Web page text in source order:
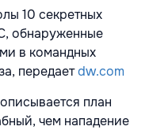
10 секретных
обнаруженные
в командных
передаетdw.com
план
чем нападение